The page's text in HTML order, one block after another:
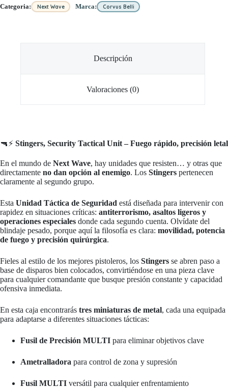
Categoria: Next Wave Marca: Corvus Belli
Descripción
Valoraciones (0)
🔫⚡ Stingers, Security Tactical Unit – Fuego rápido, precisión letal
En el mundo de Next Wave, hay unidades que resisten… y otras que
directamente no dan opción al enemigo. Los Stingers pertenecen
claramente al segundo grupo.
Esta Unidad Táctica de Seguridad está diseñada para intervenir con
rapidez en situaciones críticas: antiterrorismo, asaltos ligeros y
operaciones especiales donde cada segundo cuenta. Olvídate del
blindaje pesado, porque aquí la filosofía es clara: movilidad, potencia
de fuego y precisión quirúrgica.
Fieles al estilo de los mejores pistoleros, los Stingers se abren paso a
base de disparos bien colocados, convirtiéndose en una pieza clave
para cualquier comandante que busque presión constante y capacidad
ofensiva inmediata.
En esta caja encontrarás tres miniaturas de metal, cada una equipada
para adaptarse a diferentes situaciones tácticas:
Fusil de Precisión MULTI para eliminar objetivos clave
Ametralladora para control de zona y supresión
Fusil MULTI versátil para cualquier enfrentamiento